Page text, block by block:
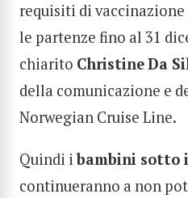
requisiti di
le partenze fino al 31
chiarito ChristineDa
della comunicazione e
Norwegian Cruise Line.
Quindi ibambini sotto
continueranno a non